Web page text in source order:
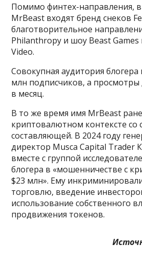
Помимо финтех-направления, в
MrBeast входят бренд снеков
благотворительное
Philanthropy и шоу Beast Games
Video.
Совокупная аудитория
млн подписчиков, а
в месяц.
В то же время имя MrBeast
криптовалютном контексте со
составляющей. В 2024 году
директор Musca Capital Trader
вместе с группой
блогера в «мошенничестве с
$23 млн». Ему
торговлю, введение
использование собственного
продвижения токенов.